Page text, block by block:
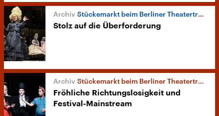
Stückemarkt beim Berliner Theatertreffen
Stolz auf die Überforderung
Stückemarkt beim Berliner Theatertreffen
Fröhliche Richtungslosigkeit und
Festival-Mainstream